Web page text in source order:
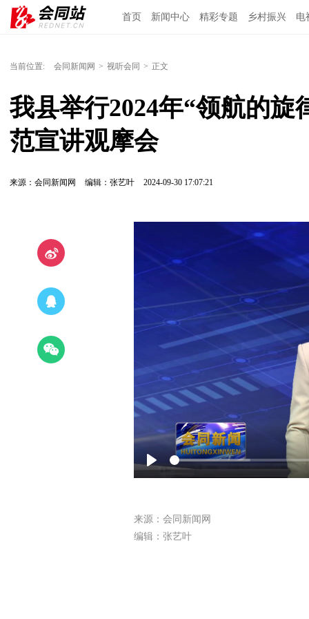
首页 新闻中心 精彩专题 乡村振兴 电
当前位置: 会同新闻网 > 视听会同 > 正文
我县举行2024年“领航的
范宣讲观摩会
来源：会同新闻网 编辑：张艺叶 2024-09-30 17:07:21
Play
来源：会同新闻网
编辑：张艺叶